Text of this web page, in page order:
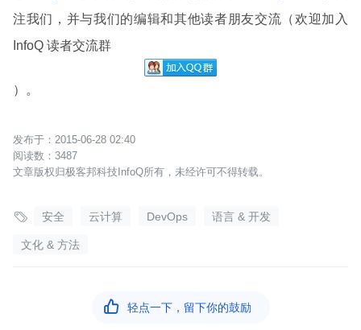
注我们，并与我们的编辑和其他读者朋友交流（欢迎加入
InfoQ 读者交流群
）。
2015-06-28 02:40
3487
文章版权归极客邦科技InfoQ所有，未经许可不得转载。
 安全 云计算 DevOps 语言 & 开发
文化 & 方法
 轻点一下，留下你的鼓励